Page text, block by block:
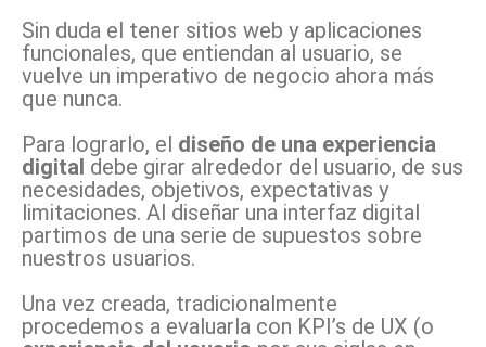
Sin duda el tener sitios web y aplicaciones
funcionales, que entiendan al usuario, se
vuelve un imperativo de negocio ahora más
que nunca.
Para lograrlo, el diseño de una experiencia
digital debe girar alrededor del usuario, de sus
necesidades, objetivos, expectativas y
limitaciones. Al diseñar una interfaz digital
partimos de una serie de supuestos sobre
nuestros usuarios.
Una vez creada, tradicionalmente
procedemos a evaluarla con KPI’s de UX (o